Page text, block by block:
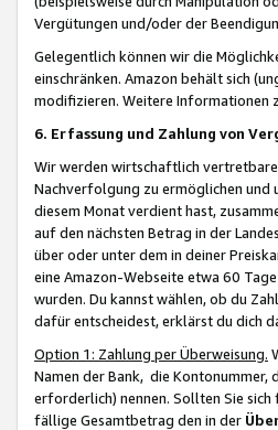
Vergütungen und/oder der
Gelegentlich können wir die
einschränken. Amazon behält sich
modifizieren. Weitere Informationen
6. Erfassung und Zahlung von
Wir werden wirtschaftlich
Nachverfolgung zu ermöglichen und
diesem Monat verdient hast,
auf den nächsten Betrag in der
über oder unter dem in deiner
eine Amazon-Webseite etwa 60
wurden. Du kannst wählen, ob du
dafür entscheidest, erklärst du dich
Option 1: Zahlung per Überweisung.
Namen der Bank, die Kontonummer,
erforderlich) nennen. Sollten Sie
fällige Gesamtbetrag den in der